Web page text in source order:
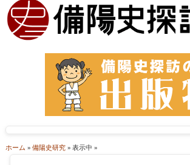
ホーム » 備陽史研究» 表示中 »